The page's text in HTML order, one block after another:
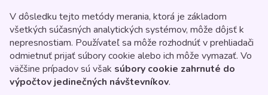
V dôsledku tejto metódy merania, ktorá je základom
všetkých súčasných analytických systémov, môže dôjsť k
nepresnostiam. Používateľ sa môže rozhodnúť v prehliadači
odmietnuť prijať súbory cookie alebo ich môže vymazať. Vo
väčšine prípadov sú však súbory cookie zahrnuté do
výpočtov jedinečných návštevníkov.